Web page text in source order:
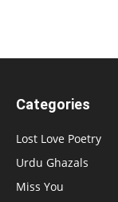
Categories
Lost Love Poetry
Urdu Ghazals
Miss You